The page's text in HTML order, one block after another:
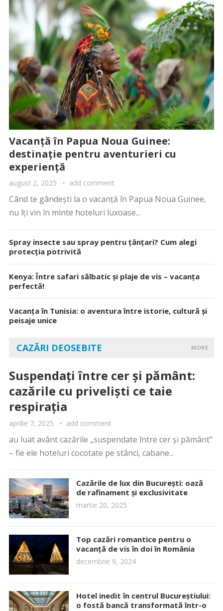
Vacanță în Papua Noua Guinee:
destinație pentru aventurieri cu
experiență
august 2, 2025 add comment
Când te gândești la o vacanță în Papua Noua Guinee,
nu îți vin în minte hoteluri luxoase...
Spray insecte sau spray pentru țânțari? Cum alegi
protecția potrivită
Kenya: Între safari sălbatic și plaje de vis – vacanța
perfectă!
Vacanța în Tunisia: o aventura între istorie, cultură și
peisaje unice
CAZĂRI DEOSEBITE MORE
Suspendați între cer și pământ:
cazările cu priveliști ce taie
respirația
aprilie 7, 2025 add comment
au luat avânt cazările „suspendate între cer și pământ”
– fie ele hoteluri cocotate pe stânci, cabane...
Cazările de lux din București: oază
de rafinament și exclusivitate
martie 20, 2025
Top cazări romantice pentru o
vacanță de vis în doi în România
decembrie 9, 2024
Hotel inedit în centrul Bucureștiului:
o fostă bancă transformată într-o